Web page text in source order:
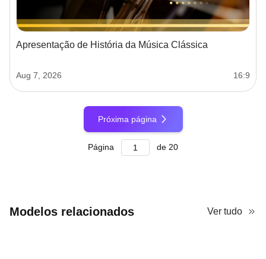
Apresentação de História da Música Clássica
Aug 7, 2026 16:9
Próxima página
Página de 20
Modelos relacionados Ver tudo